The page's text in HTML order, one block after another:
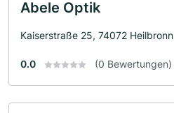
Abele Optik
Kaiserstraße 25, 74072 Heilbronn
0.0 (0 Bewertungen)